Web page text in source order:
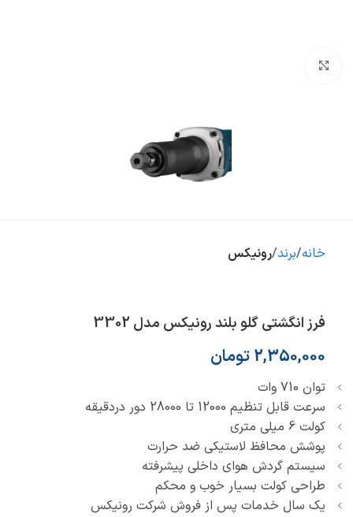
خانه برند رونیکس
فرز انگشتی گلو بلند رونیکس مدل 3302
2,350,000تومان
توان 710 وات
سرعت قابل تنظیم 12000 تا 28000 دور دردقیقه
کولت 6 میلی متری
پوشش محافظ لاستیکی ضد حرارت
سیستم گردش هوای داخلی پیشرفته
طراحی کولت بسیار خوب و محکم
یک سال خدمات پس از فروش شرکت رونیکس